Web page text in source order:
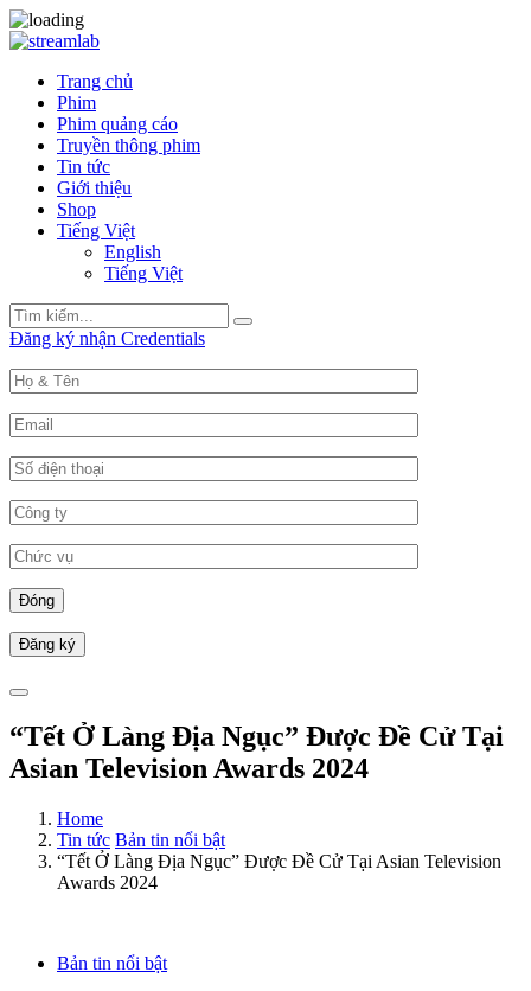
Trang chủ
Phim
Phim quảng cáo
Truyền thông phim
Tin tức
Giới thiệu
Shop
Tiếng Việt
English
Tiếng Việt
Search
for:
Search
Đăng ký nhận Credentials
Đóng
“Tết Ở Làng Địa Ngục” Được Đề Cử Tại
Asian Television Awards 2024
Home
Tin tức Bản tin nổi bật
“Tết Ở Làng Địa Ngục” Được Đề Cử Tại Asian Television
Awards 2024
Bản tin nổi bật